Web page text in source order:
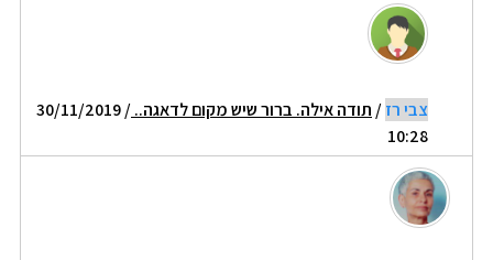
צבי רז/ תודה אילה. ברור שיש מקום לדאגה..
/ 30/11/2019
10:28